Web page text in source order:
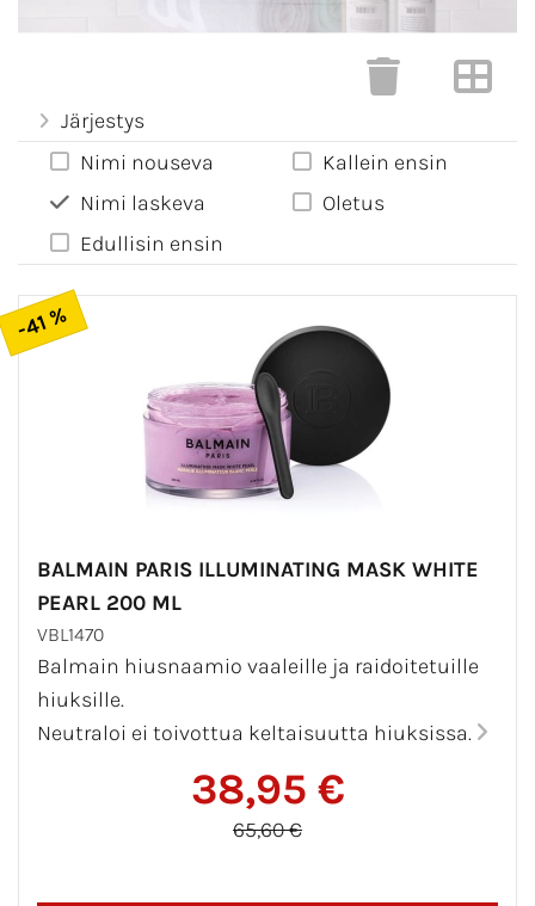
Järjestys
Nimi nouseva
Nimi laskeva
Edullisin ensin
Kallein ensin
Oletus
-41 %
BALMAIN PARIS ILLUMINATING MASK WHITE
PEARL 200 ML
VBL1470
Balmain hiusnaamio vaaleille ja raidoitetuille
hiuksille.
Neutraloi ei toivottua keltaisuutta hiuksissa.
38,95 €
65,60 €